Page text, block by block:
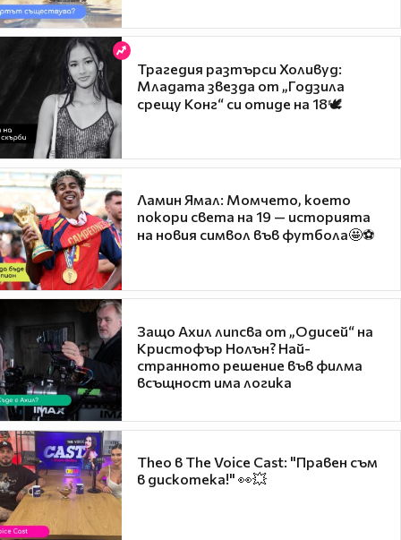
Трагедия разтърси Холивуд:
Младата звезда от „Годзила
срещу Конг“ си отиде на 18🕊️
Ламин Ямал: Момчето, което
покори света на 19 — историята
на новия символ във футбола🤩⚽
Защо Ахил липсва от „Одисей“ на
Кристофър Нолън? Най-
странното решение във филма
всъщност има логика
Theo в The Voice Cast: "Правен съм
в дискотека!" 👀💥